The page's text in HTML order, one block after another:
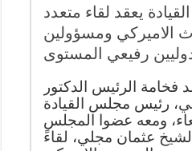
يعقد لقاء متعدد
الاميركي ومسؤولين
رفيعي المستوى
الرئيس الدكتور
رئيس مجلس القيادة
ومعه عضوا المجلس
عثمان مجلي، لقاءً